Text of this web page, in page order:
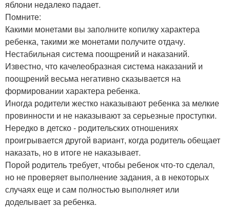
яблони недалеко падает.
Помните:
Какими монетами вы заполните копилку характера
ребенка, такими же монетами получите отдачу.
Нестабильная система поощрений и наказаний.
Известно, что качелеобразная система наказаний и
поощрений весьма негативно сказывается на
формировании характера ребенка.
Иногда родители жестко наказывают ребенка за мелкие
провинности и не наказывают за серьезные проступки.
Нередко в детско - родительских отношениях
проигрывается другой вариант, когда родитель обещает
наказать, но в итоге не наказывает.
Порой родитель требует, чтобы ребенок что-то сделал,
но не проверяет выполнение задания, а в некоторых
случаях еще и сам полностью выполняет или
доделывает за ребенка.